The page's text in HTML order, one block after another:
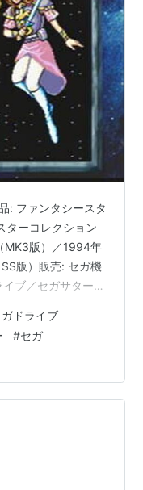
: ファンタシースタ
ターコレクション
MK3版）／1994年
版）販売: セガ機
ブ／セガサターン
G-4353（MD版）
ファンタシースタ
めて自社から送り
スト」を…
ガドライブ
#セガ